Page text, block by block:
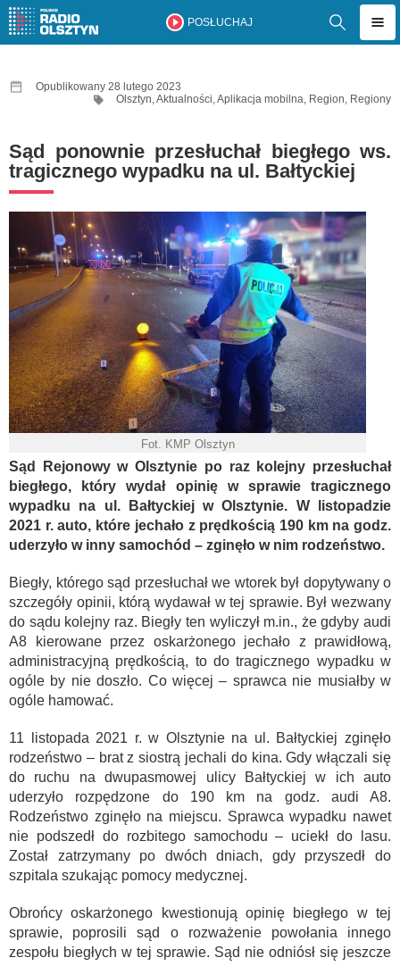
POSŁUCHAJ
Opublikowany 28 lutego 2023
Olsztyn,Aktualności,Aplikacja mobilna, Region, Regiony
Sąd ponownie przesłuchał biegłego ws.
tragicznego wypadku na ul. Bałtyckiej
Fot. KMP Olsztyn
Sąd Rejonowy w Olsztynie po raz kolejny przesłuchał
biegłego, który wydał opinię w sprawie tragicznego
wypadku na ul. Bałtyckiej w Olsztynie. W listopadzie
2021 r. auto, które jechało z prędkością 190 km na godz.
uderzyło w inny samochód – zginęło w nim rodzeństwo.
Biegły, którego sąd przesłuchał we wtorek był dopytywany o
szczegóły opinii, którą wydawał w tej sprawie. Był wezwany
do sądu kolejny raz. Biegły ten wyliczył m.in., że gdyby audi
A8 kierowane przez oskarżonego jechało z prawidłową,
administracyjną prędkością, to do tragicznego wypadku w
ogóle by nie doszło. Co więcej – sprawca nie musiałby w
ogóle hamować.
11 listopada 2021 r. w Olsztynie na ul. Bałtyckiej zginęło
rodzeństwo – brat z siostrą jechali do kina. Gdy włączali się
do ruchu na dwupasmowej ulicy Bałtyckiej w ich auto
uderzyło rozpędzone do 190 km na godz. audi A8.
Rodzeństwo zginęło na miejscu. Sprawca wypadku nawet
nie podszedł do rozbitego samochodu – uciekł do lasu.
Został zatrzymany po dwóch dniach, gdy przyszedł do
szpitala szukając pomocy medycznej.
Obrońcy oskarżonego kwestionują opinię biegłego w tej
sprawie, poprosili sąd o rozważenie powołania innego
zespołu biegłych w tej sprawie. Sąd nie odniósł się jeszcze